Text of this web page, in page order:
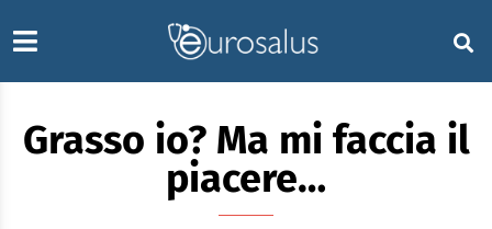
Grasso io? Ma mi faccia il
piacere…